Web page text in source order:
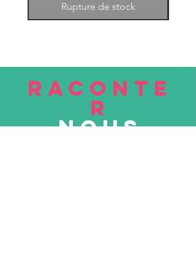
Rupture de stock
RACONTE
R
nous